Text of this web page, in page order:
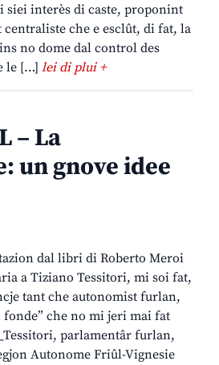
siei interès di caste, proponint
che e esclût, di fat, la
no dome dal control des
le […] lei di plui +
– La
un gnove idee
dal libri di Roberto Meroi
a Tiziano Tessitori, mi soi fat,
tant che autonomist furlan,
che no mi jeri mai fat
parlamentâr furlan,
Autonome Friûl-Vignesie